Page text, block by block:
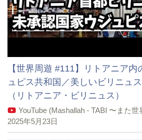
【世界周遊 #111】リトアニア
ュピス共和国／美しいビリニュ
（リトアニア・ビリニュス）
YouTube (Mashallah - TABI 〜また
2025年5月23日